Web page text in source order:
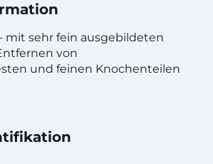
mit sehr fein ausgebildeten
von
und feinen Knochenteilen